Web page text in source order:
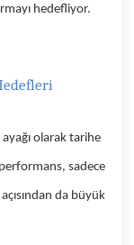
hedefliyor.
olarak tarihe
sadece
da büyük